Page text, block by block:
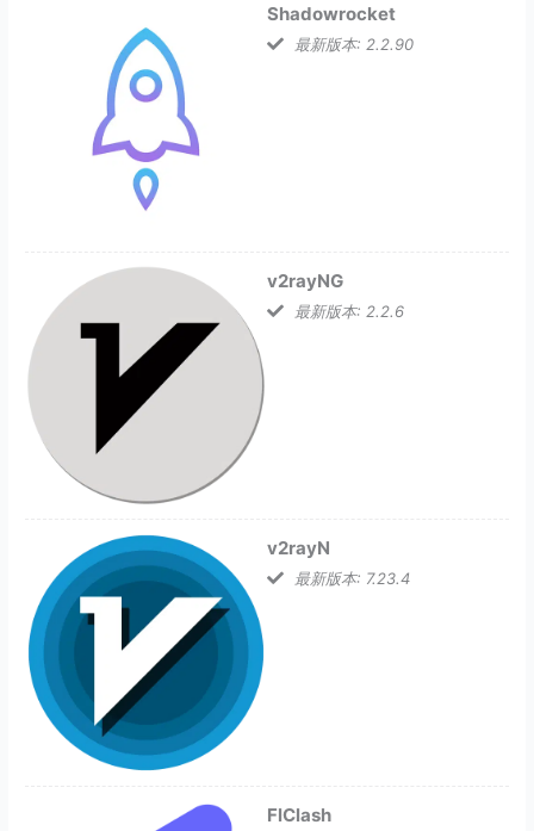
Shadowrocket
最新版本: 2.2.90
v2rayNG
最新版本: 2.2.6
v2rayN
最新版本: 7.23.4
FlClash